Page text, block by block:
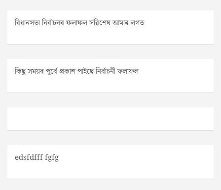
বিধানসভা নিৰ্বাচনৰ ফলাফল সৱিশেষ আমাৰ লগত
কিছু সময়ৰ পূৰ্বে প্ৰকাশ পাইছে নিৰ্বাচনী ফলাফল
edsfdfff fgfg